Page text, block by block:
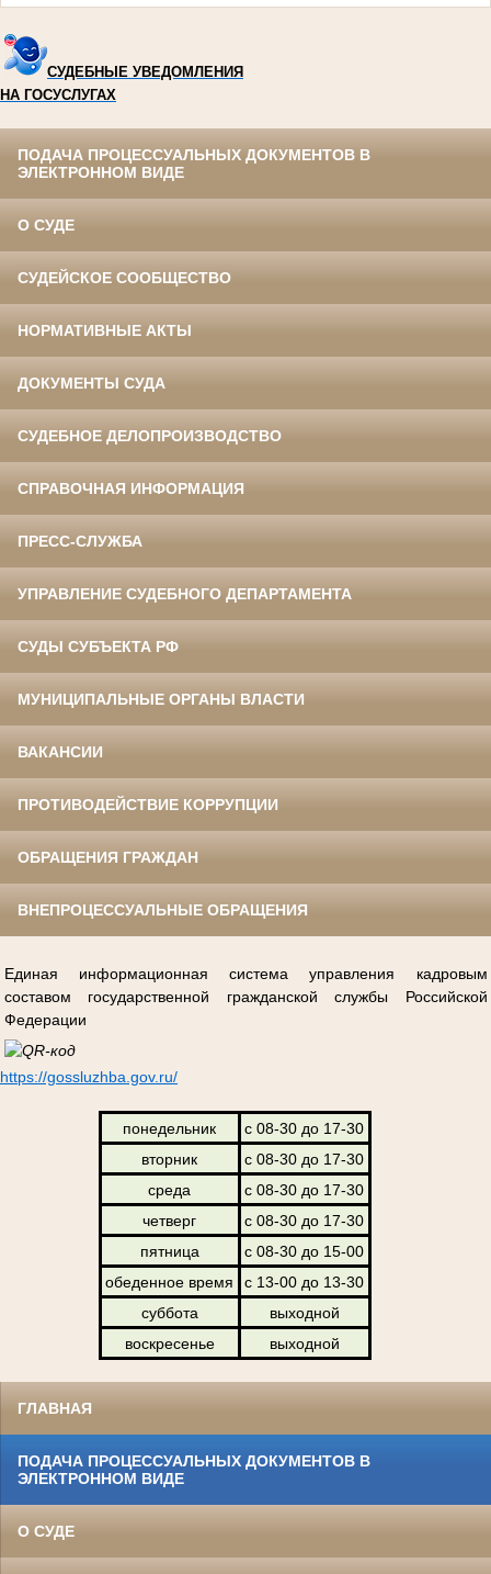
СУДЕБНЫЕ УВЕДОМЛЕНИЯ
НА ГОСУСЛУГАХ
ПОДАЧА ПРОЦЕССУАЛЬНЫХ ДОКУМЕНТОВ В
ЭЛЕКТРОННОМ ВИДЕ
О СУДЕ
СУДЕЙСКОЕ СООБЩЕСТВО
НОРМАТИВНЫЕ АКТЫ
ДОКУМЕНТЫ СУДА
СУДЕБНОЕ ДЕЛОПРОИЗВОДСТВО
СПРАВОЧНАЯ ИНФОРМАЦИЯ
ПРЕСС-СЛУЖБА
УПРАВЛЕНИЕ СУДЕБНОГО ДЕПАРТАМЕНТА
СУДЫ СУБЪЕКТА РФ
МУНИЦИПАЛЬНЫЕ ОРГАНЫ ВЛАСТИ
ВАКАНСИИ
ПРОТИВОДЕЙСТВИЕ КОРРУПЦИИ
ОБРАЩЕНИЯ ГРАЖДАН
ВНЕПРОЦЕССУАЛЬНЫЕ ОБРАЩЕНИЯ
Единая информационная система управления кадровым
составом государственной гражданской службы Российской
Федерации
https://gossluzhba.gov.ru/
понедельник
с 08-30 до 17-30
вторник
с 08-30 до 17-30
среда
с 08-30 до 17-30
четверг
с 08-30 до 17-30
пятница
с 08-30 до 15-00
обеденное время
с 13-00 до 13-30
суббота
выходной
воскресенье
выходной
ГЛАВНАЯ
ПОДАЧА ПРОЦЕССУАЛЬНЫХ ДОКУМЕНТОВ В
ЭЛЕКТРОННОМ ВИДЕ
О СУДЕ